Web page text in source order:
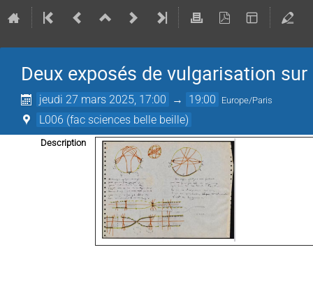
Deux exposés de vulgarisation
jeudi 27 mars 2025, 17:00 → 19:00 Europe/Paris
L006 (fac sciences belle beille)
Description